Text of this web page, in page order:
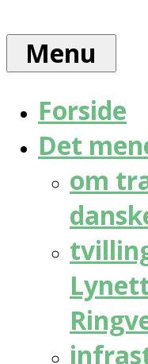
content
for
bæredygtig
trafik
Menu
Forside
Det
om